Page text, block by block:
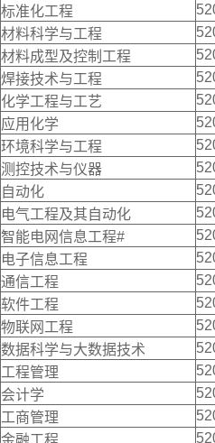
标准化工程
材料科学与工程
材料成型及控制工程
焊接技术与工程
化学工程与工艺
应用化学
环境科学与工程
测控技术与仪器
自动化
电气工程及其自动化
智能电网信息工程#
电子信息工程
通信工程
软件工程
物联网工程
数据科学与大数据技术
工程管理
会计学
工商管理
金融工程